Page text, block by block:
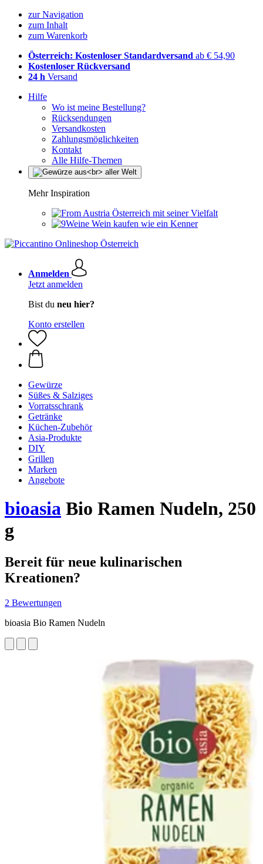
zur Navigation
zum Inhalt
zum Warenkorb
Österreich: Kostenloser Standardversand ab € 54,90
Kostenloser Rückversand
24 h Versand
Hilfe
Wo ist meine Bestellung?
Rücksendungen
Versandkosten
Zahlungsmöglichkeiten
Kontakt
Alle Hilfe-Themen
Mehr Inspiration
Österreich mit seiner Vielfalt
Wein kaufen wie ein Kenner
Anmelden
Jetzt anmelden
Bist du neu hier?
Konto erstellen
Gewürze
Süßes & Salziges
Vorratsschrank
Getränke
Küchen-Zubehör
Asia-Produkte
DIY
Grillen
Marken
Angebote
bioasia Bio Ramen Nudeln, 250
g
Bereit für neue kulinarischen
Kreationen?
2 Bewertungen
bioasia Bio Ramen Nudeln